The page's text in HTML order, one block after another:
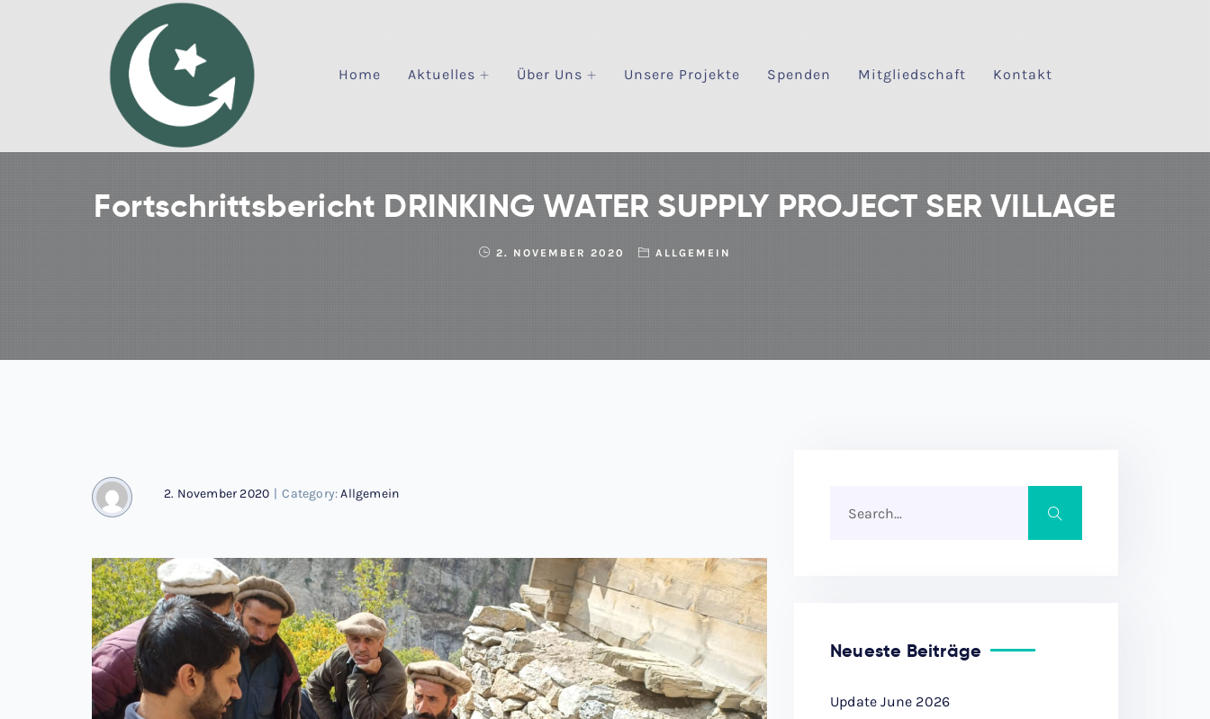
Home Aktuelles Über Uns Unsere Projekte Spenden Mitgliedschaft Kontakt
Fortschrittsbericht DRINKING WATER SUPPLY PROJECT SER VILLAGE
2. NOVEMBER 2020 ALLGEMEIN
2. November 2020 | Category:Allgemein
Neueste Beiträge
Update June 2026